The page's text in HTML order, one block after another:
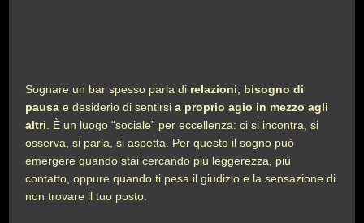
Sognare un bar spesso parla di relazioni
bisogno di
pausa e desiderio di sentirsia proprio agio in mezzo agli
altri . È un luogo “sociale” per eccellenza: ci si incontra, si
osserva, si parla, si aspetta. Per questo il sogno può
emergere quando stai cercando più leggerezza, più
contatto, oppure quando ti pesa il giudizio e la sensazione di
non trovare il tuo posto.